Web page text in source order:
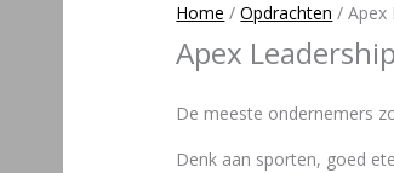
Home /Opdrachten /Apex
Apex
De meeste ondernemers
Denk aan sporten, goed